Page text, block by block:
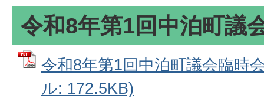
令和8年第1回中泊町議
令和8年第1回中泊町議会臨時
ル: 172.5KB)